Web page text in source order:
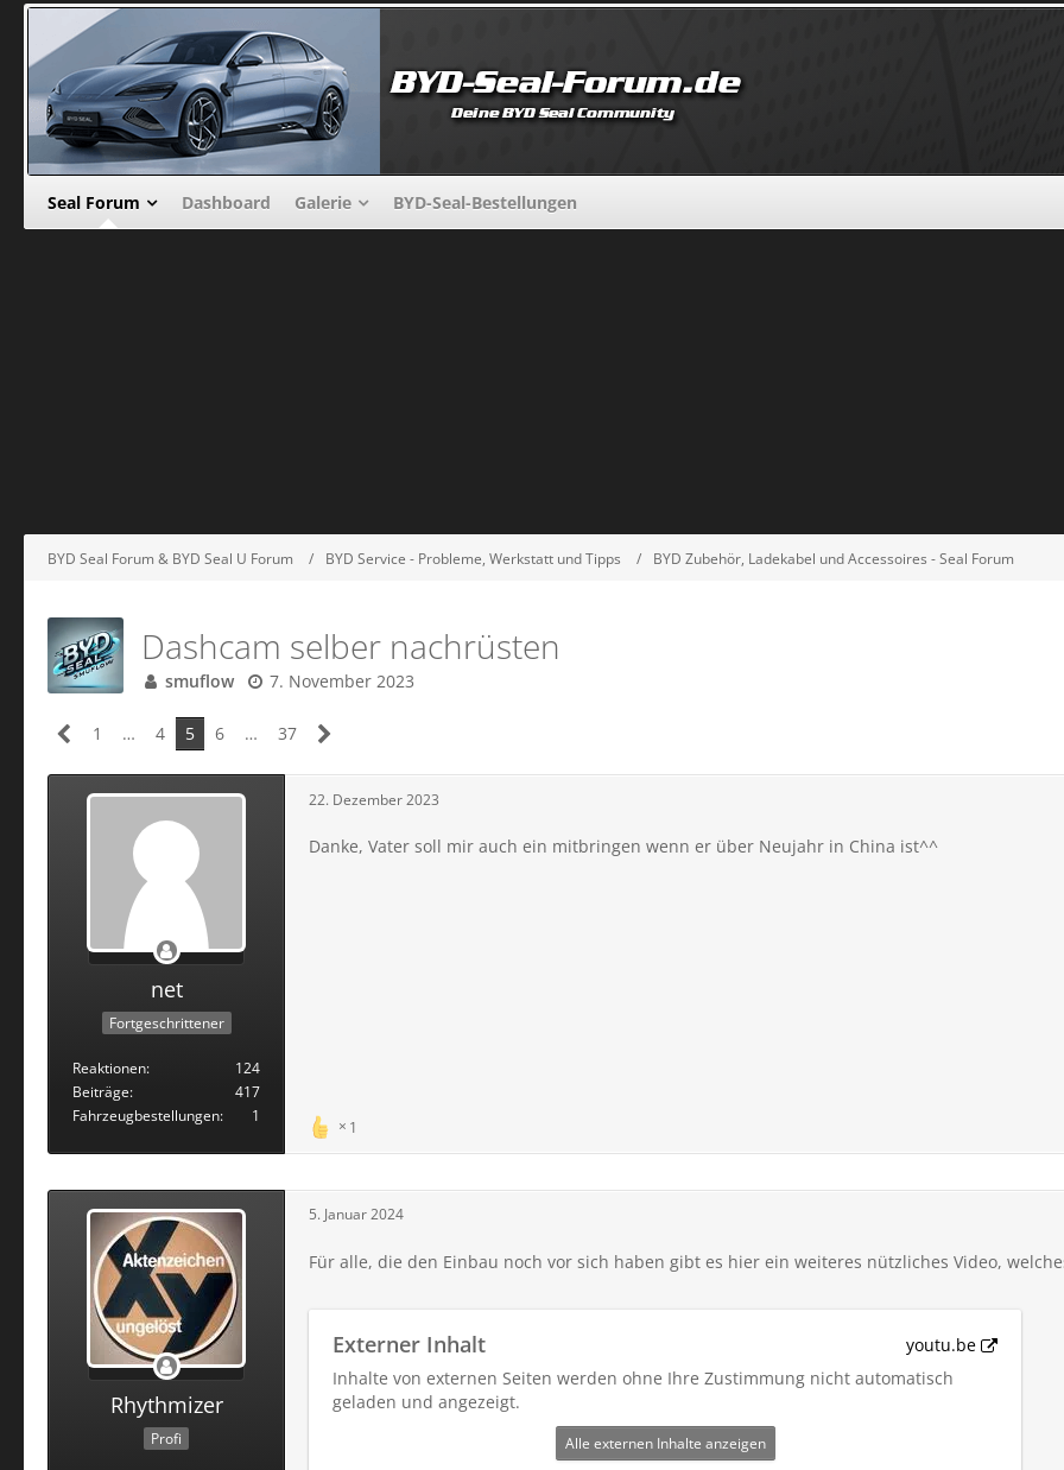
Seal Forum Dashboard Galerie BYD-Seal-Bestellungen
BYD Seal Forum & BYD Seal U Forum BYD Service - Probleme, Werkstatt und Tipps BYD Zubehör, Ladekabel und Accessoires - Seal Forum
Dashcam selber nachrüsten
smuflow 7. November 2023
1 … 4 5 6 … 37
net
Fortgeschrittener
Reaktionen
124
Beiträge
417
Fahrzeugbestellungen
1
22. Dezember 2023
Danke, Vater soll mir auch ein mitbringen wenn er über Neujahr in China ist^^
1
Rhythmizer
Profi
5. Januar 2024
Für alle, die den Einbau noch vor sich haben gibt es hier ein weiteres nützliches Video,
Externer Inhalt
youtu.be
Inhalte von externen Seiten werden ohne Ihre Zustimmung nicht automatisch
geladen und angezeigt.
Alle externen Inhalte anzeigen